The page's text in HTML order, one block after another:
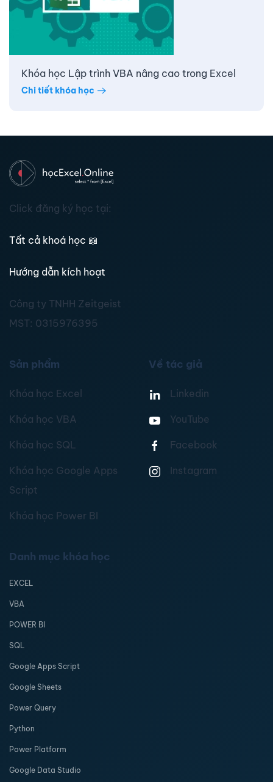
Khóa học Lập trình VBA nâng cao trong Excel
Chi tiết khóa học
Click đăng ký học tại:
Tất cả khoá học 📖
Hướng dẫn kích hoạt
Công ty TNHH Zeitgeist
MST: 0315976395
Sản phẩm
Khóa học Excel
Khóa học VBA
Khóa học SQL
Khóa học Google Apps
Script
Khóa học Power BI
Về tác giả
Linkedin
YouTube
Facebook
Instagram
Danh mục khóa học
EXCEL
VBA
POWER BI
SQL
Google Apps Script
Google Sheets
Power Query
Python
Power Platform
Google Data Studio